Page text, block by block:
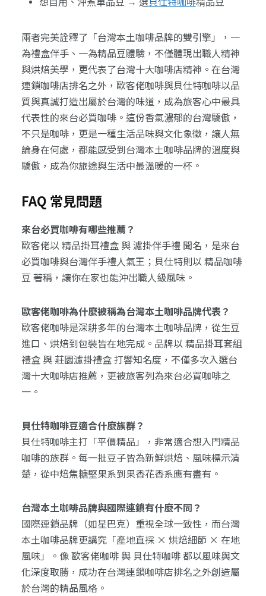
兩者完美詮釋了「台灣本土咖啡品牌的雙引擎」，一
為禮盒伴手、一為精品豆體驗，不僅體現出職人精神
與烘焙美學，更代表了台灣十大咖啡店精神。在台灣
連鎖咖啡店排名之外，歐客佬咖啡與貝仕特咖啡以品
質與真誠打造出屬於台灣的味道，成為旅客心中最具
代表性的來台必買咖啡。這份香氣濃郁的台灣驕傲，
不只是咖啡，更是一種生活品味與文化象徵，讓人無
論身在何處，都能感受到台灣本土咖啡品牌的溫度與
驕傲，成為你旅途與生活中最溫暖的一杯。
FAQ 常見問題
來台必買咖啡有哪些推薦？
歐客佬以 精品掛耳禮盒 與 濾掛伴手禮 聞名，是來台
必買咖啡與台灣伴手禮人氣王；貝仕特則以 精品咖啡
豆 著稱，讓你在家也能沖出職人級風味。
歐客佬咖啡為什麼被稱為台灣本土咖啡品牌代表？
歐客佬咖啡是深耕多年的台灣本土咖啡品牌，從生豆
進口、烘焙到包裝皆在地完成。品牌以 精品掛耳套組
禮盒 與 莊園濾掛禮盒 打響知名度，不僅多次入選台
灣十大咖啡店推薦，更被旅客列為來台必買咖啡之
一。
貝仕特咖啡豆適合什麼族群？
貝仕特咖啡主打「平價精品」，非常適合想入門精品
咖啡的族群。每一批豆子皆為新鮮烘焙、風味標示清
楚，從中焙焦糖堅果系到果香花香系應有盡有。
台灣本土咖啡品牌與國際連鎖有什麼不同？
國際連鎖品牌（如星巴克）重視全球一致性，而台灣
本土咖啡品牌更講究「產地直採 × 烘焙細節 × 在地
風味」。像 歐客佬咖啡 與 貝仕特咖啡 都以風味與文
化深度取勝，成功在台灣連鎖咖啡店排名之外創造屬
於台灣的精品風格。